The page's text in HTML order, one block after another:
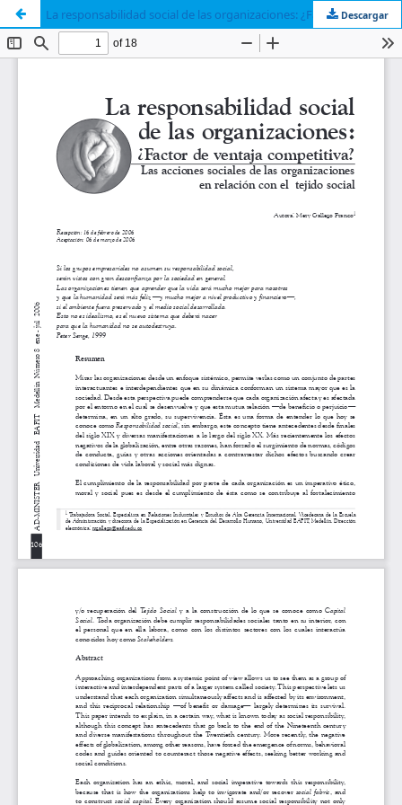
La responsabilidad social de las organizaciones: ¿Factor de ventaja competitiva? Las acciones sociales de las organizaciones en relación con el tejido social
Descargar